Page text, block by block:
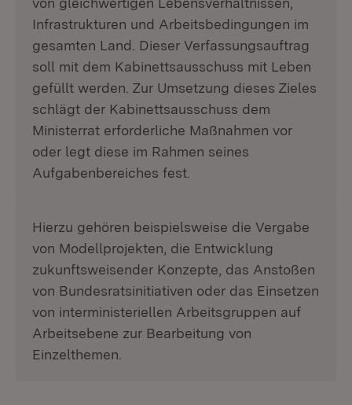
Infrastrukturen und Arbeitsbedingungen im
gesamten Land. Dieser Verfassungsauftrag
soll mit dem Kabinettsausschuss mit Leben
gefüllt werden. Zur Umsetzung dieses Zieles
schlägt der Kabinettsausschuss dem
Ministerrat erforderliche Maßnahmen vor
oder legt diese im Rahmen seines
Aufgabenbereiches fest.
Hierzu gehören beispielsweise die Vergabe
von Modellprojekten, die Entwicklung
zukunftsweisender Konzepte, das Anstoßen
von Bundesratsinitiativen oder das Einsetzen
von interministeriellen Arbeitsgruppen auf
Arbeitsebene zur Bearbeitung von
Einzelthemen.